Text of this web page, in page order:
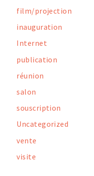
film/projection
inauguration
Internet
publication
réunion
salon
souscription
Uncategorized
vente
visite